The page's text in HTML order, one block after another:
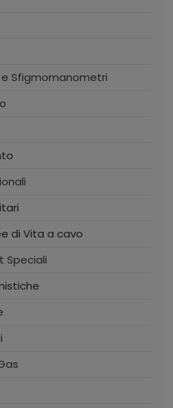
Sfigmomanometri
di Vita a cavo
Speciali